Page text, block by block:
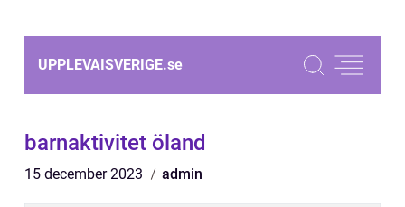
UPPLEVAISVERIGE.se
barnaktivitet öland
15 december 2023 admin